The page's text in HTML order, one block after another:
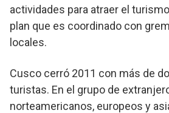
actividades para atraer el
plan que es coordinado con
locales.
Cusco cerró 2011 con más de
turistas. En el grupo de
norteamericanos, europeos y